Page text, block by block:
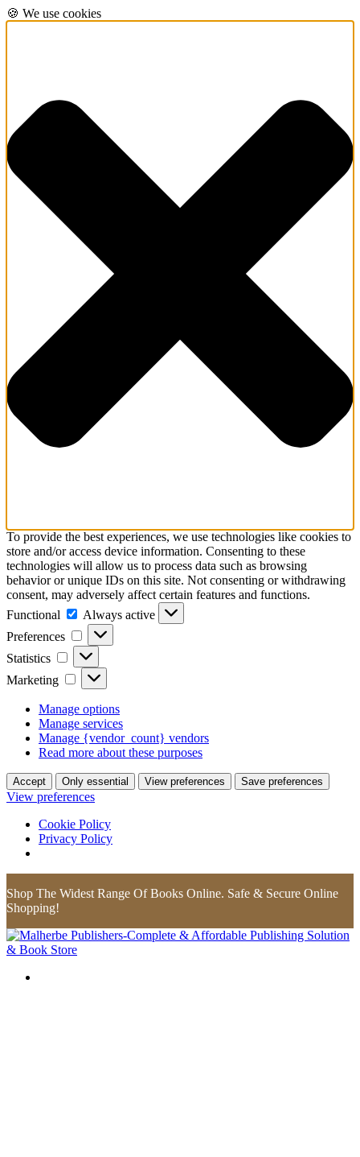
🍪 We use cookies
To provide the best experiences, we use technologies like cookies to
store and/or access device information. Consenting to these
technologies will allow us to process data such as browsing
behavior or unique IDs on this site. Not consenting or withdrawing
consent, may adversely affect certain features and functions.
Functional
Functional
Always active
Preferences
Preferences
Statistics Statistics
Marketing Marketing
Manage options
Manage services
Manage {vendor_count} vendors
Read more about these purposes
Accept Only essential View preferences Save preferences
View preferences
Cookie Policy
Privacy Policy
Shop The Widest Range Of Books Online. Safe & Secure Online
Shopping!